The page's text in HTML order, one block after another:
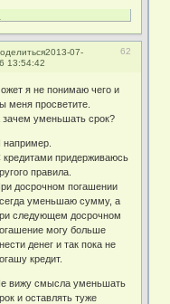
62
2013-07-
13:54:42
я не понимаю чего и
меня просветите.
зачем уменьшать срок?
например.
кредитами придерживаюсь
правила.
досрочном погашении
уменьшаю сумму, а
следующем досрочном
могу больше
денег и так пока не
кредит.
вижу смысла уменьшать
и оставлять туже